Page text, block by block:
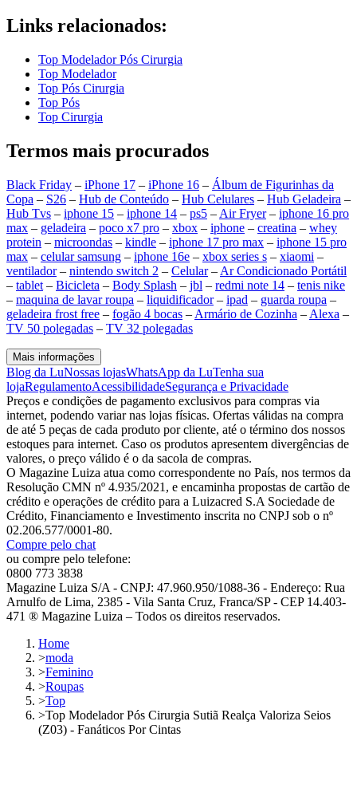
Links relacionados:
Top Modelador Pós Cirurgia
Top Modelador
Top Pós Cirurgia
Top Pós
Top Cirurgia
Termos mais procurados
Black Friday – iPhone 17 – iPhone 16 – Álbum de Figurinhas da
Copa – S26 – Hub de Conteúdo – Hub Celulares – Hub Geladeira –
Hub Tvs – iphone 15 – iphone 14 – ps5 – Air Fryer– iphone 16 pro
max – geladeira – poco x7 pro – xbox – iphone – creatina – whey
protein – microondas – kindle – iphone 17 pro max – iphone 15 pro
max – celular samsung – iphone 16e – xbox series s – xiaomi –
ventilador– nintendo switch 2 – Celular– Ar Condicionado Portátil
– tablet – Bicicleta – Body Splash – jbl – redmi note 14 – tenis nike
– maquina de lavar roupa – liquidificador– ipad – guarda roupa –
geladeira frost free – fogão 4 bocas – Armário de Cozinha – Alexa –
TV 50 polegadas – TV 32 polegadas
Mais informações
Blog da LuNossas lojasWhatsApp da LuTenha sua
lojaRegulamentoAcessibilidadeSegurança e Privacidade
Preços e condições de pagamento exclusivos para compras via
internet, podendo variar nas lojas físicas. Ofertas válidas na compra
de até 5 peças de cada produto por cliente, até o término dos nossos
estoques para internet. Caso os produtos apresentem divergências de
valores, o preço válido é o da sacola de compras.
O Magazine Luiza atua como correspondente no País, nos termos da
Resolução CMN nº 4.935/2021, e encaminha propostas de cartão de
crédito e operações de crédito para a Luizacred S.A Sociedade de
Crédito, Financiamento e Investimento inscrita no CNPJ sob o nº
02.206.577/0001-80.
Compre pelo chat
ou compre pelo telefone:
0800 773 3838
Magazine Luiza S/A - CNPJ: 47.960.950/1088-36 - Endereço: Rua
Arnulfo de Lima, 2385 - Vila Santa Cruz, Franca/SP - CEP 14.403-
471 ® Magazine Luiza – Todos os direitos reservados.
Home
>moda
>Feminino
>Roupas
>Top
>Top Modelador Pós Cirurgia Sutiã Realça Valoriza Seios
(Z03) - Fanáticos Por Cintas